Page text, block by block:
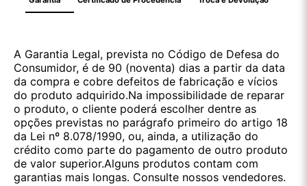
A Garantia Legal, prevista no Código de Defesa do
Consumidor, é de 90 (noventa) dias a partir da data
da compra e cobre defeitos de fabricação e vícios
do produto adquirido.Na impossibilidade de reparar
o produto, o cliente poderá escolher dentre as
opções previstas no parágrafo primeiro do artigo 18
da Lei nº 8.078/1990, ou, ainda, a utilização do
crédito como parte do pagamento de outro produto
de valor superior.Alguns produtos contam com
garantias mais longas. Consulte nossos vendedores.